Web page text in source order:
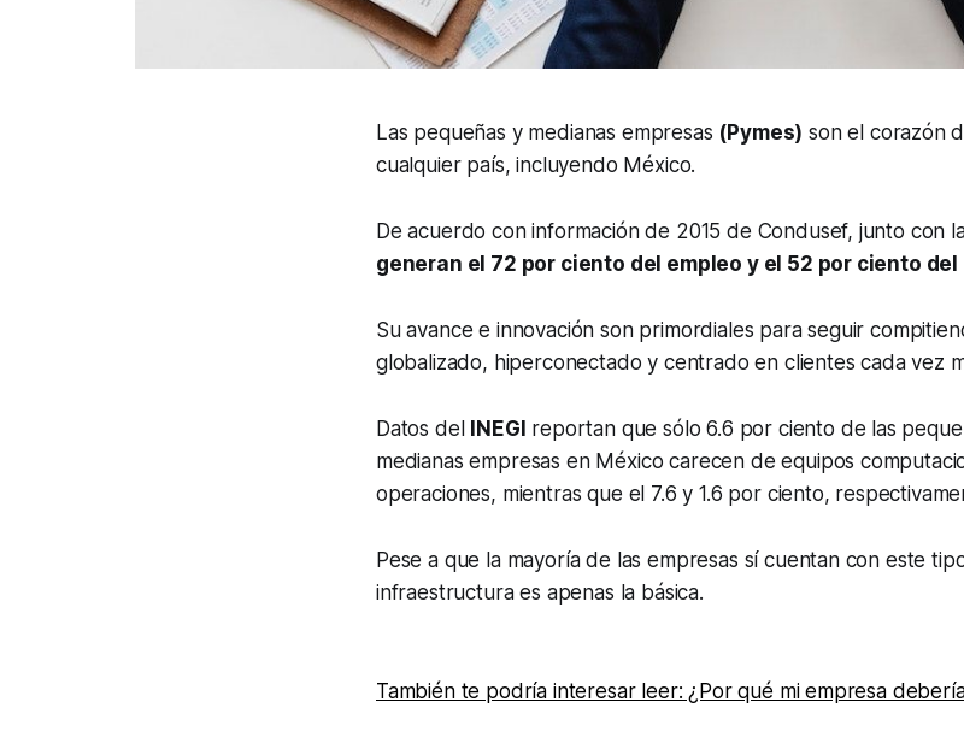
Las pequeñas y medianas empresas (Pymes) son el corazón
cualquier país, incluyendo México.
De acuerdo con información de 2015 de Condusef, junto con
generan el 72 por ciento del empleo y el 52 por ciento del
Su avance e innovación son primordiales para seguir
globalizado, hiperconectado y centrado en clientes cada vez
Datos del INEGI reportan que sólo 6.6 por ciento de las
medianas empresas en México carecen de equipos
operaciones, mientras que el 7.6 y 1.6 por ciento,
Pese a que la mayoría de las empresas sí cuentan con este
infraestructura es apenas la básica.
También te podría interesar leer: ¿Por qué mi empresa